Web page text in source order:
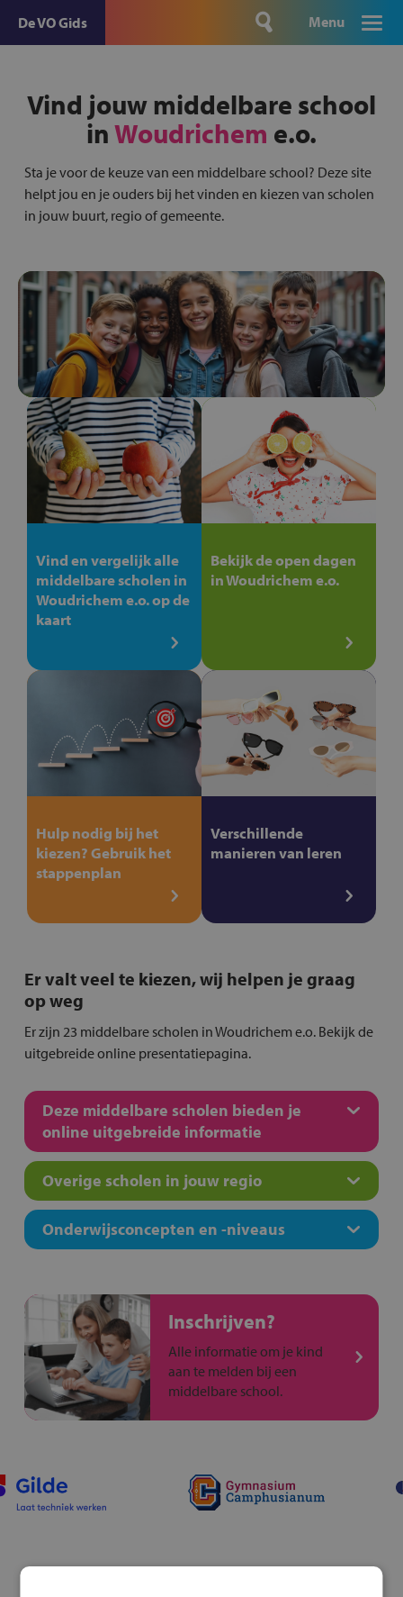
De VO Gids Menu
Vind jouw middelbare school
inWoudrichem e.o.
Sta je voor de keuze van een middelbare school? Deze site
helpt jou en je ouders bij het vinden en kiezen van scholen
in jouw buurt, regio of gemeente.
Vind en vergelijk alle
middelbare scholen in
Woudrichem e.o. op de
kaart
Bekijk de open dagen
in Woudrichem e.o.
Hulp nodig bij het
kiezen? Gebruik het
stappenplan
Verschillende
manieren van leren
Er valt veel te kiezen, wij helpen je graag
op weg
Er zijn 23 middelbare scholen in Woudrichem e.o. Bekijk de
uitgebreide online presentatiepagina.
Deze middelbare scholen bieden je
online uitgebreide informatie
Overige scholen in jouw regio
Onderwijsconcepten en -niveaus
Inschrijven?
Alle informatie om je kind
aan te melden bij een
middelbare school.